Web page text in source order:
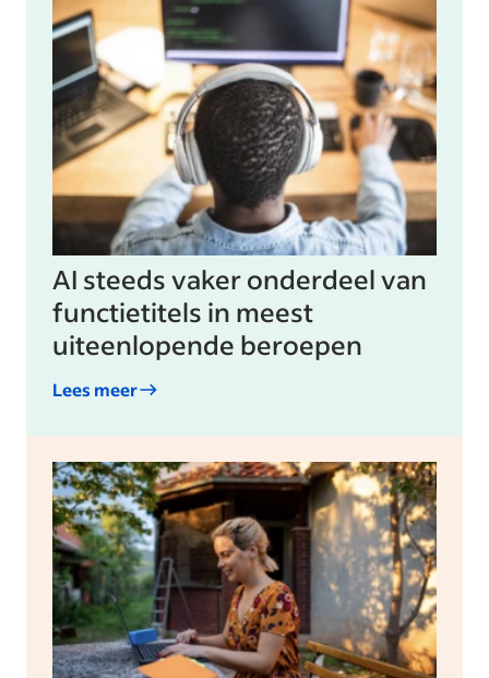
AI steeds vaker onderdeel van
functietitels in meest
uiteenlopende beroepen
Lees meer